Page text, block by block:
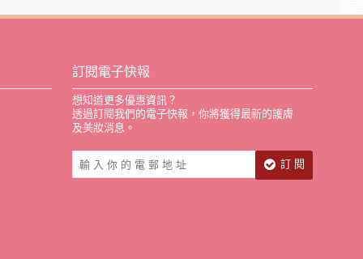
訂閱電子快報
想知道更多優惠資訊？
透過訂閱我們的電子快報，你將獲得最新的護膚
及美妝消息。
訂 閱